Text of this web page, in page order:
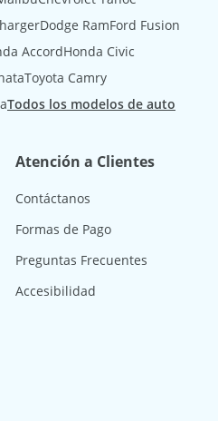
Dodge RamFord Fusion
AccordHonda Civic
Toyota Camry
Todos los modelos de auto
Atención a Clientes
Contáctanos
Formas de Pago
Preguntas Frecuentes
Accesibilidad